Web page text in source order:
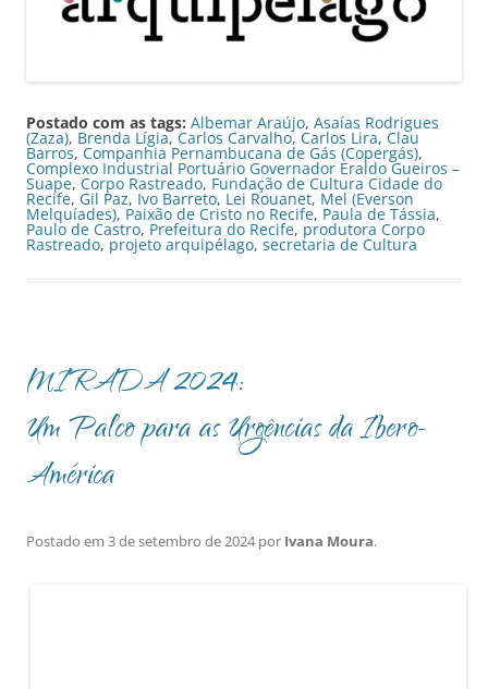
Postado com as tags: Albemar Araújo, Asaías Rodrigues
(Zaza), Brenda Lígia, Carlos Carvalho, Carlos Lira, Clau
Barros, Companhia Pernambucana de Gás (Copergás),
Complexo Industrial Portuário Governador Eraldo Gueiros –
Suape, Corpo Rastreado, Fundação de Cultura Cidade do
Recife, Gil Paz, Ivo Barreto, Lei Rouanet, Mel (Everson
Melquíades), Paixão de Cristo no Recife, Paula de Tássia,
Paulo de Castro, Prefeitura do Recife, produtora Corpo
Rastreado, projeto arquipélago, secretaria de Cultura
MIRADA 2024:
Um Palco para as Urgências da Ibero-
América
Postado em 3 de setembro de 2024por Ivana Moura.